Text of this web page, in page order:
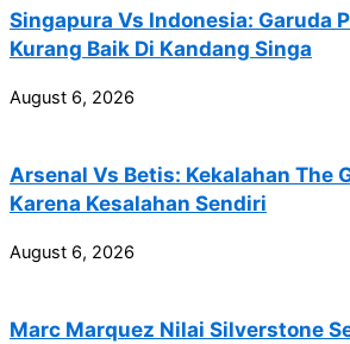
Singapura Vs Indonesia: Garuda
Kurang Baik Di Kandang Singa
August 6, 2026
Arsenal Vs Betis: Kekalahan The
Karena Kesalahan Sendiri
August 6, 2026
Marc Marquez Nilai Silverstone